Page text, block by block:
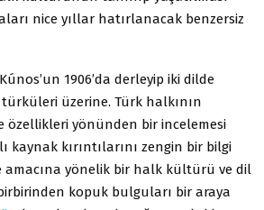
nice yıllar hatırlanacak benzersiz
1906’da derleyip iki dilde
türküleri üzerine. Türk halkının
özellikleri yönünden bir incelemesi
kaynak kırıntılarını zengin bir bilgi
amacına yönelik bir halk kültürü ve dil
kopuk bulguları bir araya